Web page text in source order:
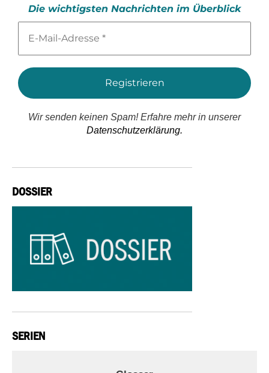
Die wichtigsten Nachrichten im Überblick
Mail-
*
Wir senden keinen Spam! Erfahre mehr in unserer
Datenschutzerklärung.
DOSSIER
SERIEN